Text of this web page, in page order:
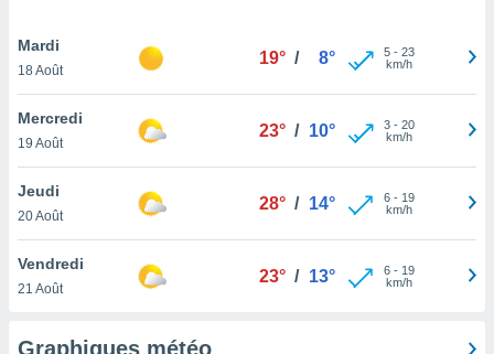
notre
que
et que
Mardi
18 Août
19° / 8° 5- 23
km/h
Mercredi
19 Août
23° / 10° 3- 20
km/h
Jeudi
20 Août
28° / 14° 6- 19
km/h
Vendredi
21 Août
23° / 13° 6- 19
km/h
Graphiques météo